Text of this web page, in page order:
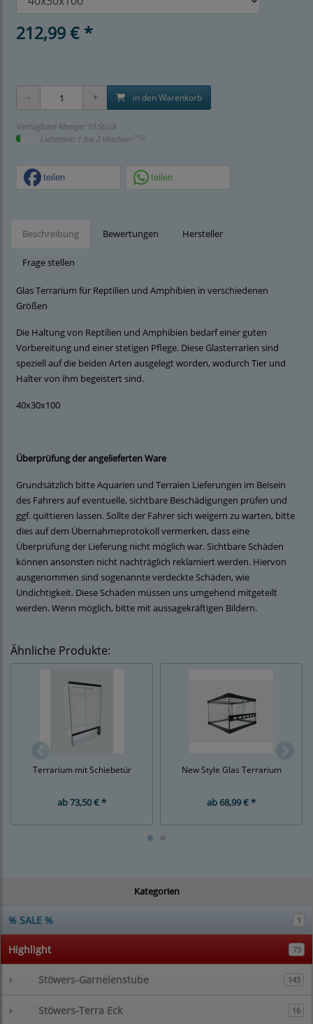
Kategorien
% SALE % 1
Highlight 73
› Stöwers-Garnelenstube 143
› Stöwers-Terra Eck 16
212,99 € *
in den Warenkorb
Verfügbare Menge: 10 Stück
Lieferzeit: 1 bis 2 Wochen [*2]
teilen teilen
Beschreibung Bewertungen Hersteller
Frage stellen
Glas Terrarium für Reptilien und Amphibien in verschiedenen
Größen
Die Haltung von Reptilien und Amphibien bedarf einer guten
Vorbereitung und einer stetigen Pflege. Diese Glasterrarien sind
speziell auf die beiden Arten ausgelegt worden, wodurch Tier und
Halter von ihm begeistert sind.
40x30x100
Überprüfung der angelieferten Ware
Grundsätzlich bitte Aquarien und Terraien Lieferungen im Beisein
des Fahrers auf eventuelle, sichtbare Beschädigungen prüfen und
ggf. quittieren lassen. Sollte der Fahrer sich weigern zu warten, bitte
dies auf dem Übernahmeprotokoll vermerken, dass eine
Überprüfung der Lieferung nicht möglich war. Sichtbare Schäden
können ansonsten nicht nachträglich reklamiert werden. Hiervon
ausgenommen sind sogenannte verdeckte Schäden, wie
Undichtigkeit. Diese Schäden müssen uns umgehend mitgeteilt
werden. Wenn möglich, bitte mit aussagekräftigen Bildern.
Ähnliche Produkte:
Terrarium mit Schiebetür
ab73,50 € *
New Style Glas Terrarium
ab68,99 € *